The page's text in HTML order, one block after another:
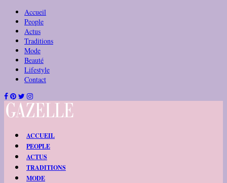
Accueil
People
Actus
Traditions
Mode
Beauté
Lifestyle
Contact
ACCUEIL
PEOPLE
ACTUS
TRADITIONS
MODE